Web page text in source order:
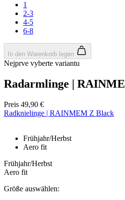
1
2-3
4-5
6-8
In den Warenkorb legen
Nejprve vyberte variantu
Radarmlinge |
Preis 49,90 €
Radknielinge | RAINMEM Z Black
Frühjahr/Herbst
Aero fit
Frühjahr/Herbst
Aero fit
Größe auswählen: